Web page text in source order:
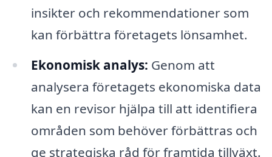
insikter och rekommendationer som
kan förbättra företagets lönsamhet.
Ekonomisk analys: Genom att
analysera företagets ekonomiska data
kan en revisor hjälpa till att identifiera
områden som behöver förbättras och
ge strategiska råd för framtida tillväxt.